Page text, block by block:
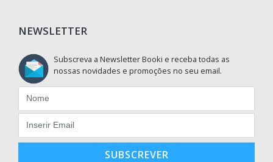
NEWSLETTER
Subscreva a Newsletter Booki e receba todas as
nossas novidades e promoções no seu email.
SUBSCREVER